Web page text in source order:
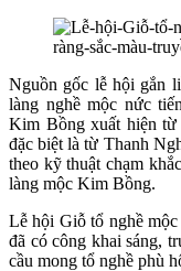
Nguồn gốc lễ hội gắn
làng nghề mộc nức
Kim Bồng xuất hiện
đặc biệt là từ Thanh
theo kỹ thuật chạm
làng mộc Kim Bồng.
Lễ hội Giỗ tổ nghề
đã có công khai sáng,
cầu mong tổ nghề phù